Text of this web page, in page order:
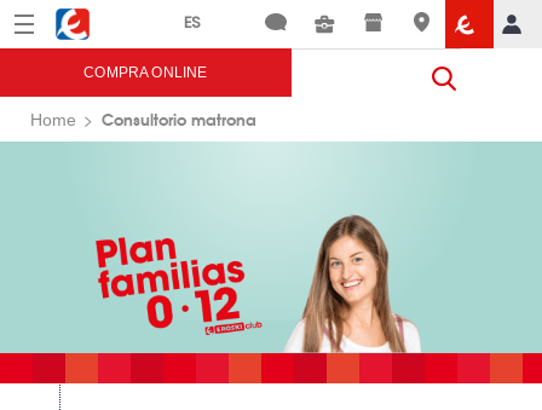
Menú Eroski
COMPRA ONLINE
Home Consultorio matrona